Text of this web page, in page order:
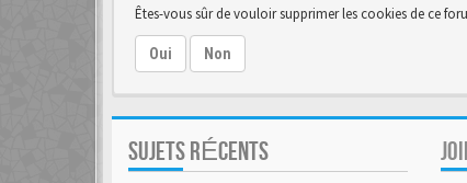
Êtes-vous sûr de vouloir supprimer les cookies de ce
Oui Non
SUJETS RÉCENTS